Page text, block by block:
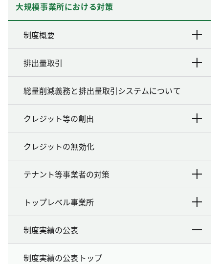
大規模事業所における対策
制度概要
排出量取引
総量削減義務と排出量取引システムについて
クレジット等の創出
クレジットの無効化
テナント等事業者の対策
トップレベル事業所
制度実績の公表
制度実績の公表トップ